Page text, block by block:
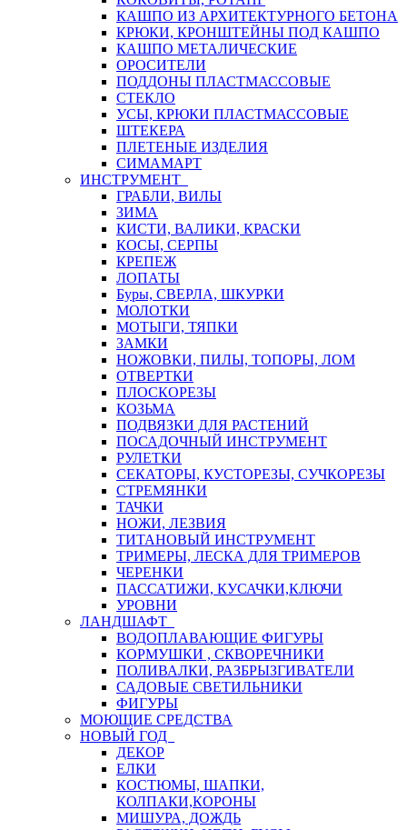
КАШПО ИЗ АРХИТЕКТУРНОГО БЕТОНА
КРЮКИ, КРОНШТЕЙНЫ ПОД КАШПО
КАШПО МЕТАЛИЧЕСКИЕ
ОРОСИТЕЛИ
ПОДДОНЫ ПЛАСТМАССОВЫЕ
СТЕКЛО
УСЫ, КРЮКИ ПЛАСТМАССОВЫЕ
ШТЕКЕРА
ПЛЕТЕНЫЕ ИЗДЕЛИЯ
СИМАМАРТ
ИНСТРУМЕНТ
ГРАБЛИ, ВИЛЫ
ЗИМА
КИСТИ, ВАЛИКИ, КРАСКИ
КОСЫ, СЕРПЫ
КРЕПЕЖ
ЛОПАТЫ
Буры, СВЕРЛА, ШКУРКИ
МОЛОТКИ
МОТЫГИ, ТЯПКИ
ЗАМКИ
НОЖОВКИ, ПИЛЫ, ТОПОРЫ, ЛОМ
ОТВЕРТКИ
ПЛОСКОРЕЗЫ
КОЗЬМА
ПОДВЯЗКИ ДЛЯ РАСТЕНИЙ
ПОСАДОЧНЫЙ ИНСТРУМЕНТ
РУЛЕТКИ
СЕКАТОРЫ, КУСТОРЕЗЫ, СУЧКОРЕЗЫ
СТРЕМЯНКИ
ТАЧКИ
НОЖИ, ЛЕЗВИЯ
ТИТАНОВЫЙ ИНСТРУМЕНТ
ТРИМЕРЫ, ЛЕСКА ДЛЯ ТРИМЕРОВ
ЧЕРЕНКИ
ПАССАТИЖИ, КУСАЧКИ,КЛЮЧИ
УРОВНИ
ЛАНДШАФТ
ВОДОПЛАВАЮЩИЕ ФИГУРЫ
КОРМУШКИ , СКВОРЕЧНИКИ
ПОЛИВАЛКИ, РАЗБРЫЗГИВАТЕЛИ
САДОВЫЕ СВЕТИЛЬНИКИ
ФИГУРЫ
МОЮЩИЕ СРЕДСТВА
НОВЫЙ ГОД
ДЕКОР
ЕЛКИ
КОСТЮМЫ, ШАПКИ,
КОЛПАКИ,КОРОНЫ
МИШУРА, ДОЖДЬ